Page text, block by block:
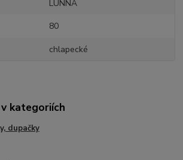
LUNNA
80
chlapecké
kategoriích
dupačky